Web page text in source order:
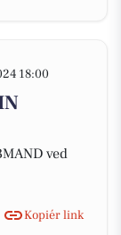
18:00
ved
Kopiér link